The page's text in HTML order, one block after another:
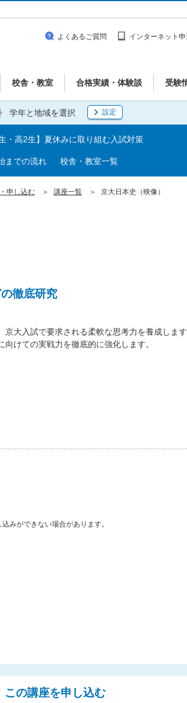
校舎・教室 合格実績・体験談 受験
よくあるご質問 インターネット申
学年と地域を選択 設定
生・高2生】夏休みに取り組む入試対策
までの流れ 校舎・教室一覧
申し込む 講座一覧 京大日本史（映像）
徹底研究
大入試で要求される柔軟な思考力を養成しま
けての実戦力を徹底的に強化します。
みができない場合があります。
この講座を申し込む